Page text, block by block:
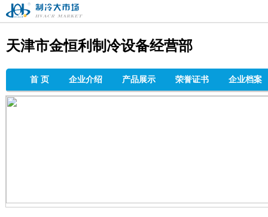
制冷大市场
天津市金恒利制冷设备经营部
首 页 企业介绍 产品展示 荣誉证书 企业档案